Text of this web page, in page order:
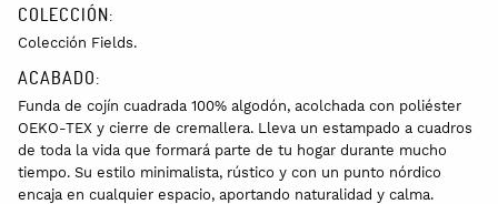
COLECCIÓN:
Colección Fields.
ACABADO:
Funda de cojín cuadrada 100% algodón, acolchada con poliéster
OEKO-TEX y cierre de cremallera. Lleva un estampado a cuadros
de toda la vida que formará parte de tu hogar durante mucho
tiempo. Su estilo minimalista, rústico y con un punto nórdico
encaja en cualquier espacio, aportando naturalidad y calma.